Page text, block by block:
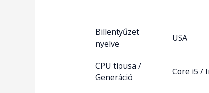
Billentyűzet
nyelve
USA
CPU típusa /
Generáció
Core i5 /